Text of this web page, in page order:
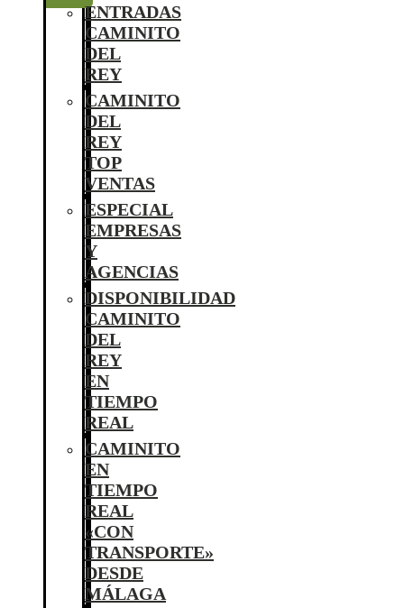
ENTRADAS
CAMINITO
DEL
REY
CAMINITO
DEL
REY
TOP
VENTAS
ESPECIAL
EMPRESAS
Y
AGENCIAS
DISPONIBILIDAD
CAMINITO
DEL
REY
EN
TIEMPO
REAL
CAMINITO
EN
TIEMPO
REAL
«CON
TRANSPORTE»
DESDE
MÁLAGA